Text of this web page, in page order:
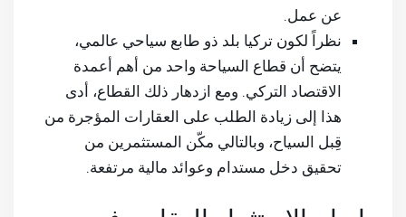
عن عمل.
نظراً لكون تركيا بلد ذو طابع سياحي عالمي،
يتضح أن قطاع السياحة واحد من أهم أعمدة
الاقتصاد التركي. ومع ازدهار ذلك القطاع، أدى
هذا إلى زيادة الطلب على العقارات المؤجرة من
قِبل السياح، وبالتالي مكّن المستثمرين من
تحقيق دخل مستدام وعوائد مالية مرتفعة.